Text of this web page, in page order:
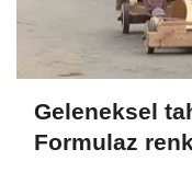
Geleneksel
Formulaz